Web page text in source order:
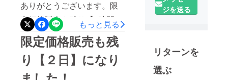
ありがとうございます。限
定価格販売も残り【5時間】
になりました！限定販売も
もう少しで終了します！ま
だご購入されていない方は
お急ぎ下さい^ ^
もっと見る
限定価格販売も残
り【２日】になり
２年前に海
のに目新し
さを感じま
した。
ジを送る
リターンを
選ぶ